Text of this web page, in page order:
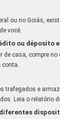
ou no Goiás,
você.
ou déposito
de casa, compre no
trafegados e
Leia o relatório